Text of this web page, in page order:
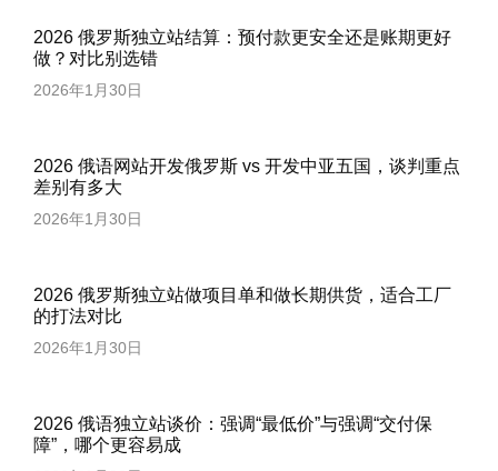
2026 俄罗斯独立站结算：预付款更安全还是账期更好
做？对比别选错
2026年1月30日
2026 俄语网站开发俄罗斯 vs 开发中亚五国，谈判重点
差别有多大
2026年1月30日
2026 俄罗斯独立站做项目单和做长期供货，适合工厂
的打法对比
2026年1月30日
2026 俄语独立站谈价：强调“最低价”与强调“交付保
障”，哪个更容易成